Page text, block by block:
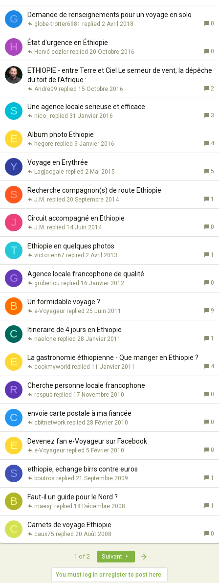
t
t
t
G Demande de renseignements pour un voyage en solo
0
2 Avril 2018
globe-trotter6981
H État d'urgence en Éthiopie
0
20 Octobre 2016
Hervé cozler
ETHIOPIE - entre Terre et Ciel Le semeur de vent, la dépêche
du toit de l’Afrique :
2
15 Octobre 2016
Andre09
S Une agence locale serieuse et efficace
3
31 Janvier 2016
nico_
E Album photo Ethiopie
4
9 Janvier 2016
hegore
Y Voyage en Erythrée
5
2 Mai 2015
Lagjaogale
S Recherche compagnon(s) de route Ethiopie
1
20 Septembre 2014
J.M.
J Circuit accompagné en Ethiopie
0
14 Juin 2014
J.M.
T Ethiopie en quelques photos
1
2 Avril 2013
victorien67
G Agence locale francophone de qualité
0
16 Janvier 2012
groberlou
B Un formidable voyage ?
9
25 Juin 2011
e-Voyageur
C Itineraire de 4 jours en Ethiopie
1
28 Janvier 2011
naelone
E La gastronomie éthiopienne - Que manger en Ethiopie ?
4
11 Janvier 2011
cookmyworld
R Cherche personne locale francophone
0
17 Novembre 2010
respub
C envoie carte postale à ma fiancée
0
28 Février 2010
cbitnetwork
E Devenez fan e-Voyageur sur Facebook
0
5 Février 2010
e-Voyageur
S ethiopie, echange birrs contre euros
1
21 Septembre 2009
boutros
B Faut-il un guide pour le Nord ?
1
18 Décembre 2008
maesjl
C Carnets de voyage Ethiopie
0
20 Août 2008
caux75
1 of 2 Suivant
You must log in or register to post here.